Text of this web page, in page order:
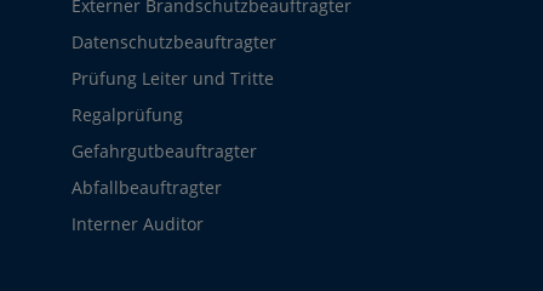
Externer Brandschutzbeauftragter
Datenschutzbeauftragter
Prüfung Leiter und Tritte
Regalprüfung
Gefahrgutbeauftragter
Abfallbeauftragter
Interner Auditor